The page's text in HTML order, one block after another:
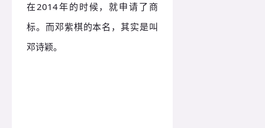
在2014年的时候，就申请了商
标。而邓紫棋的本名，其实是叫
邓诗颖。